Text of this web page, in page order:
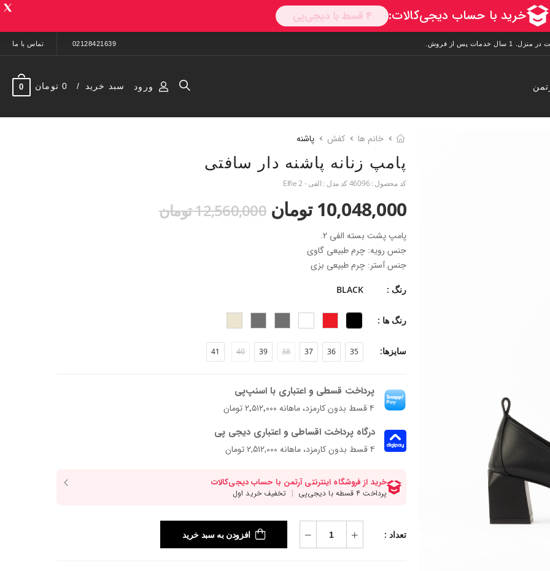
02128421639 تماس با ما
ورود سبد خرید 0 تومان 0
خانم ها کفش پاشنه
پامپ زنانه پاشنه دار سافتی
کد محصول : 46096کد مدل : الفی - Elfie 2
10,048,000 تومان 12,560,000 تومان
پامپ پشت بسته الفی 2.
جنس رویه: چرم طبیعی گاوی
جنس آستر: چرم طبیعی بزی
جنس پاشنه: ای.بی.اس
فرم قالب: نوک مربعی با پنجه پهن
پاخور: سایز همیشگیتون رو انتخاب کنید.
رنگ : BLACK
رنگ ها :
سایزها: 35
36
37
38
39
40
41
پرداخت قسطی و اعتباری با اسنپ‌پی
۴ قسط بدون کارمزد، ماهانه ۲٬۵۱۲٬۰۰۰ تومان
درگاه پرداخت اقساطی و اعتباری دیجی پی
۴ قسط بدون کارمزد، ماهانه 2,512,000 تومان
تعداد : افزودن به سبد خرید